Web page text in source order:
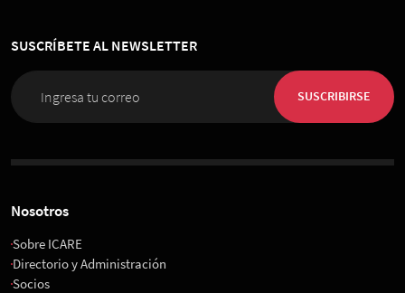
SUSCRÍBETE AL NEWSLETTER
SUSCRIBIRSE
Nosotros
Sobre ICARE
Directorio y Administración
Socios